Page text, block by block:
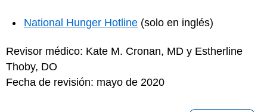
National Hunger Hotline (solo en inglés)
Revisor médico: Kate M. Cronan, MD y Estherline
Thoby, DO
Fecha de revisión: mayo de 2020